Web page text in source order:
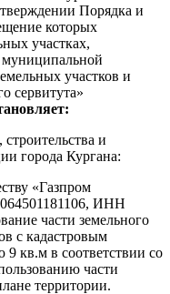
Порядка и
которых
участках,
муниципальной
участков и
сервитута»
:
и
города Кургана:
«Газпром
ИНН
части земельного
с кадастровым
кв.м в соответствии со
части
территории.